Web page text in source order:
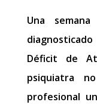
Una
Déficit de
psiquiatra
profesional